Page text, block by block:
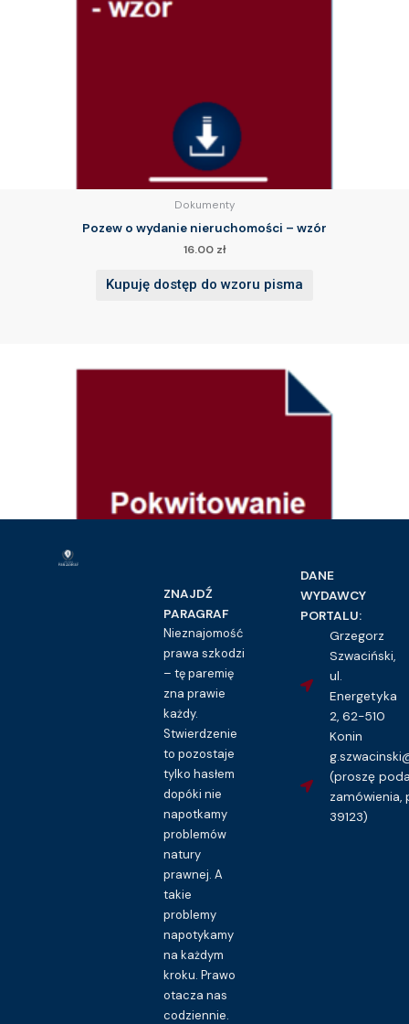
Dokumenty
Pozew o wydanie nieruchomości – wzór
16.00 zł
Kupuję dostęp do wzoru pisma
Dokumenty
Pokwitowanie pieniężne – wzór
16.00zł
Kupuję dostęp do wzoru pisma
ZNAJDŹ
PARAGRAF
Nieznajomość
prawa szkodzi
– tę paremię
zna prawie
każdy.
Stwierdzenie
to pozostaje
tylko hasłem
dopóki nie
napotkamy
problemów
natury
prawnej. A
takie
problemy
napotykamy
na każdym
kroku. Prawo
otacza nas
codziennie.
DANE
WYDAWCY
PORTALU:
Grzegorz
Szwaciński,
ul.
Energetyka
2, 62-510
Konin
(proszę
zamówienia,
39123)